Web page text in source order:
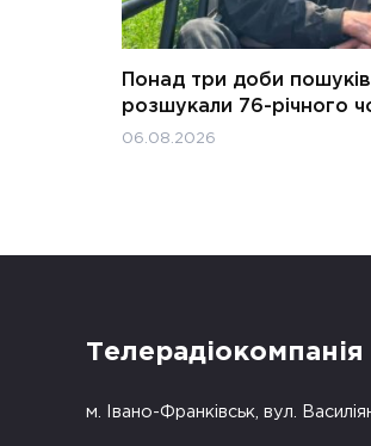
Понад три доби пошуків:
розшукали 76-річного
06.08.2026
Телерадіокомпанія
м. Івано-Франківськ, вул.